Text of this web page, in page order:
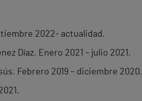
2022- actualidad.
Díaz. Enero 2021 – julio 2021.
Febrero 2019 – diciembre 2020.